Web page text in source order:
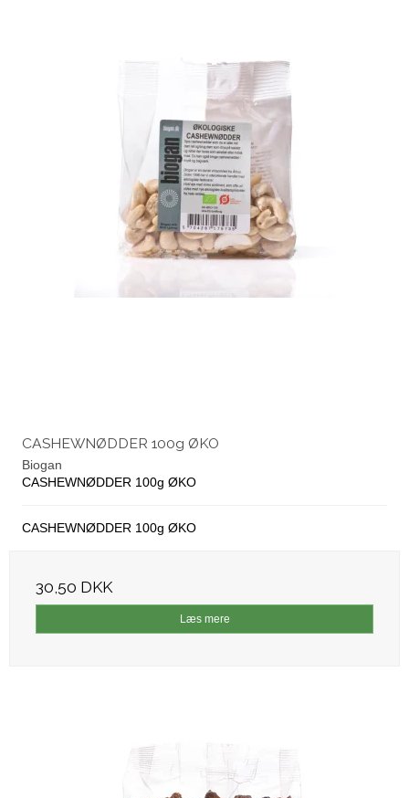
CASHEWNØDDER 100g ØKO
Biogan
CASHEWNØDDER 100g ØKO
CASHEWNØDDER 100g ØKO
30,50 DKK
Læs mere